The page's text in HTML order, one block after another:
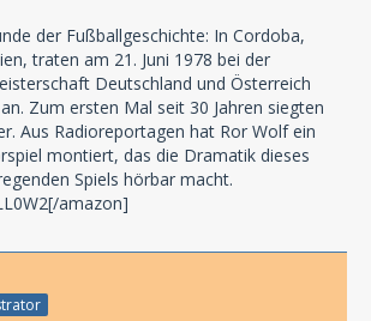
der Fußballgeschichte: In Cordoba,
traten am 21. Juni 1978 bei der
Deutschland und Österreich
Zum ersten Mal seit 30 Jahren siegten
Aus Radioreportagen hat Ror Wolf ein
montiert, das die Dramatik dieses
Spiels hörbar macht.
amazon]